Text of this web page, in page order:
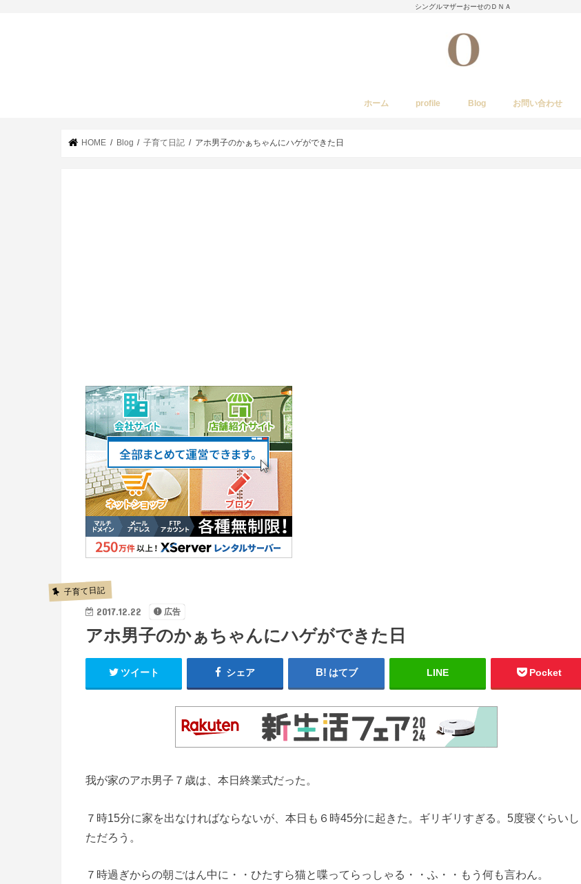
シングルマザーおーせのＤＮＡ
ホーム profile Blog お問い合わせ
HOME Blog 子育て日記 アホ男子のかぁちゃんにハゲができた日
子育て日記
2017.12.22 広告
アホ男子のかぁちゃんにハゲができた日
ツイート シェア はてブ LINE Pocket
我が家のアホ男子７歳は、本日終業式だった。
７時15分に家を出なければならないが、本日も６時45分に起きた。ギリギリすぎる。5度寝ぐらいし
ただろう。
７時過ぎからの朝ごはん中に・・ひたすら猫と喋ってらっしゃる・・ふ・・もう何も言わん。